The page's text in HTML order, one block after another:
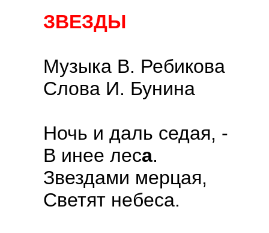
ЗВЕЗДЫ
Музыка В. Ребикова
Слова И. Бунина
Ночь и даль седая, -
В инее леса.
Звездами мерцая,
Светят небеса.